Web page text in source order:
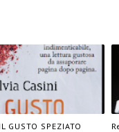
SPEZIATO